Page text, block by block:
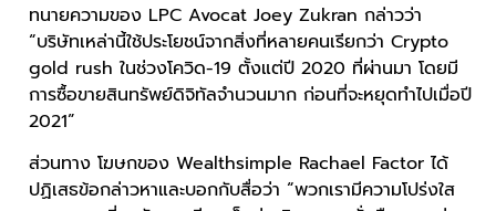
ทนายความของ LPC Avocat Joey Zukran กล่าวว่า
“บริษัทเหล่านี้ใช้ประโยชน์จากสิ่งที่หลายคนเรียกว่า Crypto
gold rush ในช่วงโควิด-19 ตั้งแต่ปี 2020 ที่ผ่านมา โดยมี
การซื้อขายสินทรัพย์ดิจิทัลจำนวนมาก ก่อนที่จะหยุดทำไปเมื่อปี
2021”
ส่วนทาง โฆษกของ Wealthsimple Rachael Factor ได้
ปฏิเสธข้อกล่าวหาและบอกกับสื่อว่า “พวกเรามีความโปร่งใส